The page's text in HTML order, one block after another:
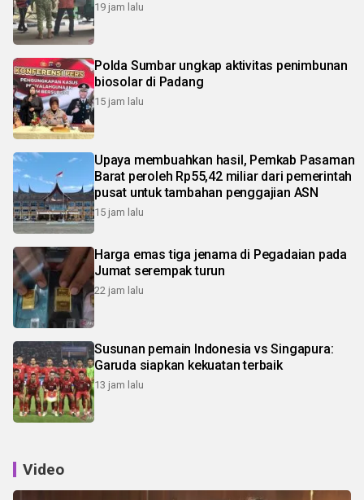
19 jam lalu
Polda Sumbar ungkap aktivitas penimbunan
biosolar di Padang
15 jam lalu
Upaya membuahkan hasil, Pemkab Pasaman
Barat peroleh Rp55,42 miliar dari pemerintah
pusat untuk tambahan penggajian ASN
15 jam lalu
Harga emas tiga jenama di Pegadaian pada
Jumat serempak turun
22 jam lalu
Susunan pemain Indonesia vs Singapura:
Garuda siapkan kekuatan terbaik
13 jam lalu
Video